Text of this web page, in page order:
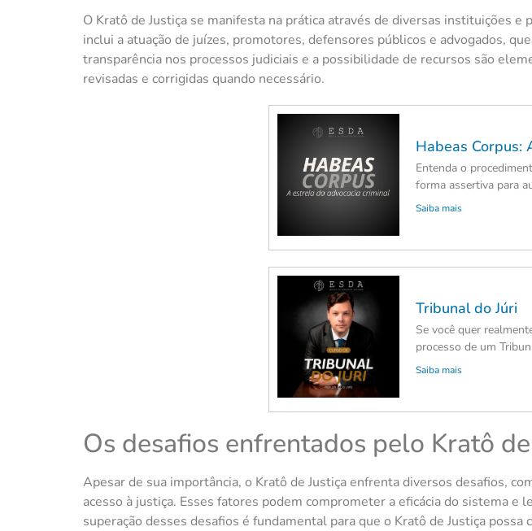
O Kratô de Justiça se manifesta na prática através de diversas instituições
inclui a atuação de juízes, promotores, defensores públicos e advogados,
transparência nos processos judiciais e a possibilidade de recursos são
revisadas e corrigidas quando necessário.
Habeas Corpus:
Entenda o
forma assertiva para
Saiba mais
Tribunal do Júri
Se você quer
processo de um
Saiba mais
Os desafios enfrentados pelo Kratô
Apesar de sua importância, o Kratô de Justiça enfrenta diversos desafios,
acesso à justiça. Esses fatores podem comprometer a eficácia do sistema e
superação desses desafios é fundamental para que o Kratô de Justiça